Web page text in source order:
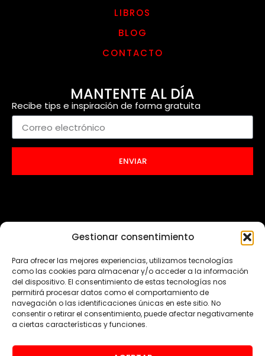
Gestionar consentimiento
Para ofrecer las mejores experiencias, utilizamos tecnologías
como las cookies para almacenar y/o acceder a la información
del dispositivo. El consentimiento de estas tecnologías nos
permitirá procesar datos como el comportamiento de
navegación o las identificaciones únicas en este sitio. No
consentir o retirar el consentimiento, puede afectar negativamente
a ciertas características y funciones.
LIBROS
BLOG
CONTACTO
MANTENTE AL DÍA
Recibe tips e inspiración de forma gratuita
ENVIAR